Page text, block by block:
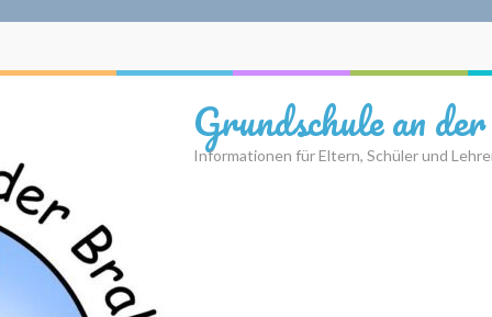
Grundschule an
Informationen für Eltern, Schüler und